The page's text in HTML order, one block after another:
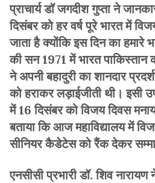
प्राचार्य डॉ जगदीश गुप्ता ने
दिसंबर को हर वर्ष पूरे भारत में
जाता है क्योंकि इस दिन का हमारे
की सन 1971 में भारत पाकिस्तान
ने अपनी बहादुरी का शानदार
को हराकर लड़ाईजीती थी। इसी
में 16 दिसंबर को विजय दिवस
बताया कि आज महाविद्यालय में
सीनियर कैडेटेस को रैंक देकर
एनसीसी प्रभारी डॉ. शिव